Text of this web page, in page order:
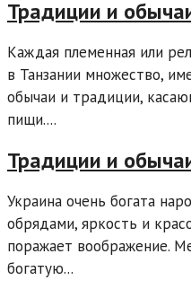
Традиции и
Каждая племенная или
в Танзании множество,
обычаи и традиции,
пищи....
Традиции и
Украина очень богата
обрядами, яркость и
поражает воображение.
богатую...